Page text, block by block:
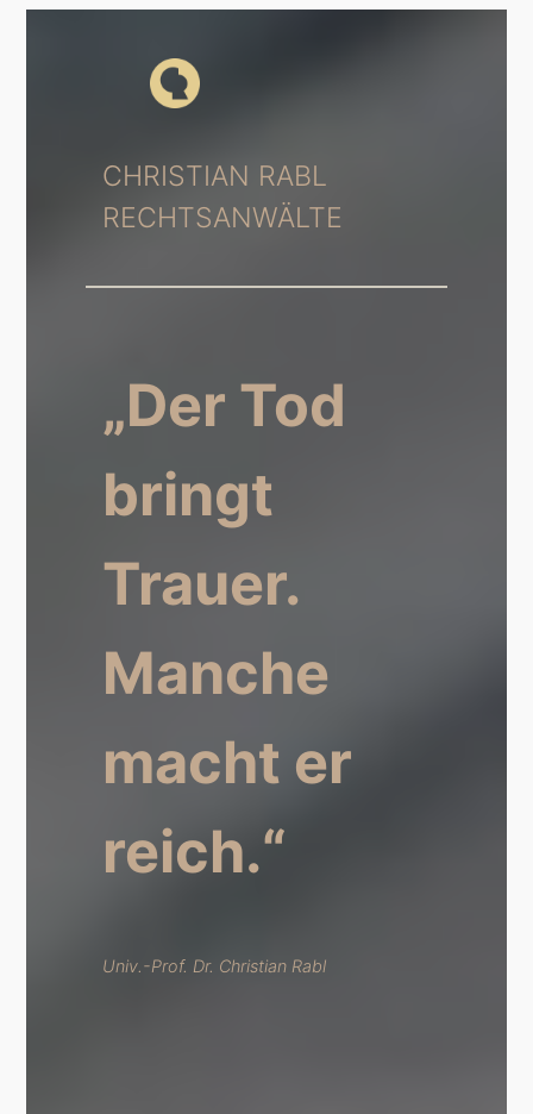
CHRISTIAN RABL
RECHTSANWÄLTE
„Der Tod
bringt
Trauer.
Manche
macht er
reich.“
Univ.-Prof. Dr. Christian Rabl